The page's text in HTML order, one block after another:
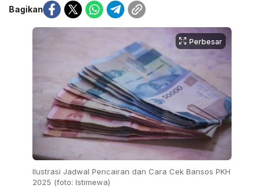
Bagikan
Perbesar
Ilustrasi Jadwal Pencairan dan Cara Cek Bansos PKH
2025 (foto: Istimewa)